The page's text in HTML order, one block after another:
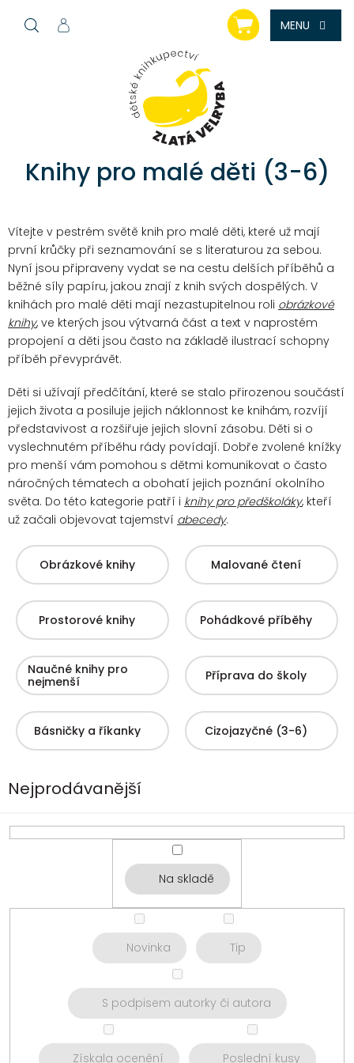
NÁKUPNÍ
KOŠÍK
Knihy pro malé děti (3-6)
Vítejte v pestrém světě knih pro malé děti, které už mají
první krůčky při seznamování se s literaturou za sebou.
Nyní jsou připraveny vydat se na cestu delších příběhů a
běžné síly papíru, jakou znají z knih svých dospělých. V
knihách pro malé děti mají nezastupitelnou roli obrázkové
knihy, ve kterých jsou výtvarná část a text v naprostém
propojení a děti jsou často na základě ilustrací schopny
příběh převyprávět.
Děti si užívají předčítání, které se stalo přirozenou součástí
jejich života a posiluje jejich náklonnost ke knihám, rozvíjí
představivost a rozšiřuje jejich slovní zásobu. Děti si o
vyslechnutém příběhu rády povídají. Dobře zvolené knížky
pro menší vám pomohou s dětmi komunikovat o často
náročných tématech a obohatí jejich poznání okolního
světa. Do této kategorie patří i knihy pro předškoláky, kteří
už začali objevovat tajemství abecedy.
Obrázkové knihy Malované čtení
Prostorové knihy Pohádkové příběhy
Naučné knihy pro
nejmenší
Příprava do školy
Básničky a říkanky Cizojazyčné (3-6)
Nejprodávanější
Na skladě
Novinka Tip
S podpisem autorky či autora
Získala ocenění Poslední kusy